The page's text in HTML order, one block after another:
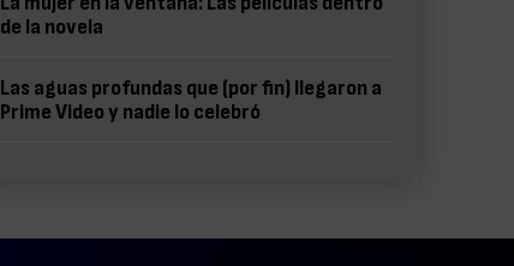
de la novela
Las aguas profundas que (por fin) llegaron a
Prime Video y nadie lo celebró